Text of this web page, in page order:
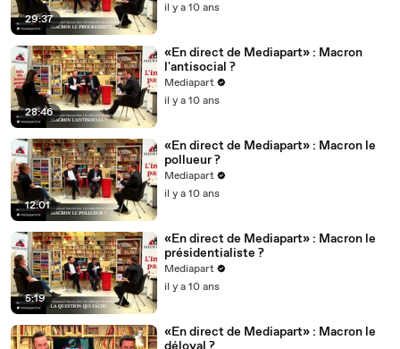
29:37
il y a 10 ans
28:46
«En direct de Mediapart» : Macron
l'antisocial ?
Mediapart
il y a 10 ans
12:01
«En direct de Mediapart» : Macron le
pollueur ?
Mediapart
il y a 10 ans
5:19
«En direct de Mediapart» : Macron le
présidentialiste ?
Mediapart
il y a 10 ans
«En direct de Mediapart» : Macron le